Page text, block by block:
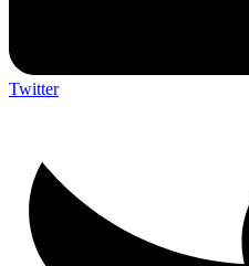
Twitter